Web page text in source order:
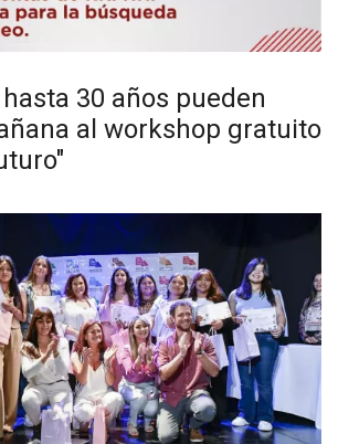
30 años pueden
al workshop gratuito